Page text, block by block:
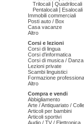
Trilocali
Quadrilocali
Pentalocali
Esalocali
Immobili commerciali
Posti auto / Box
Casa vacanze
Altro
Corsi e lezioni
Corsi di lingua
Corsi d'informatica
Corsi di musica /
Lezioni private
Scambi linguistici
Formazione
Altro
Compra e vendi
Abbigliamento
Arte / Antiquariato /
Articoli per bambini
Articoli sportivi
Audio / TV / Elettronica